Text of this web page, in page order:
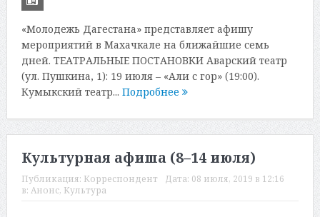
«Молодежь Дагестана» представляет афишу
мероприятий в Махачкале на ближайшие семь
дней. ТЕАТРАЛЬНЫЕ ПОСТАНОВКИ Аварский театр
(ул. Пушкина, 1): 19 июля – «Али с гор» (19:00).
Кумыкский театр... Подробнее
Культурная афиша (8–14 июля)
Публикация: Корреспондент Дата: 08 июля, 2019 в 12:16
в: Анонс, Культура